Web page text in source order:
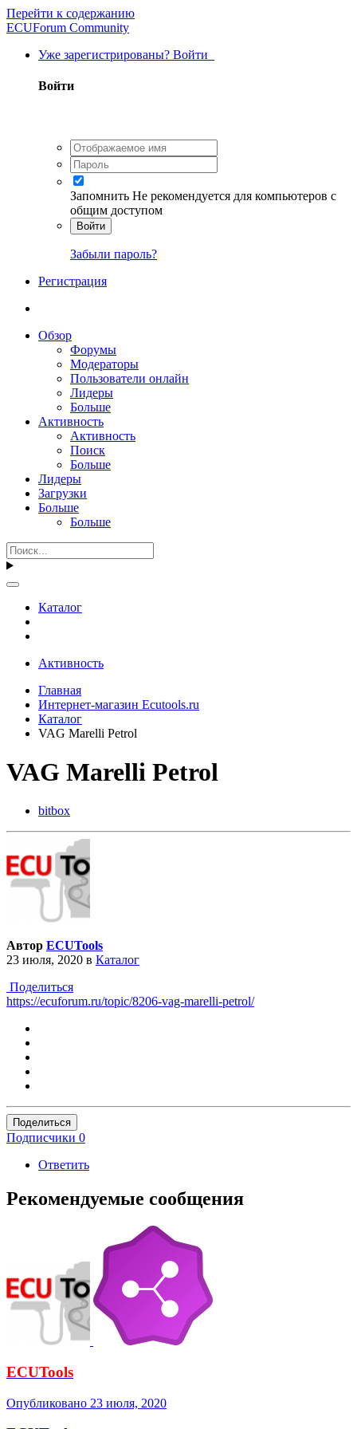
Перейти к содержанию
ECUForum Community
Уже зарегистрированы? Войти
Войти
Запомнить Не рекомендуется для компьютеров с
общим доступом
Войти
Забыли пароль?
Регистрация
Обзор
Форумы
Модераторы
Пользователи онлайн
Лидеры
Больше
Активность
Активность
Поиск
Больше
Лидеры
Загрузки
Больше
Больше
Каталог
Активность
Главная
Интернет-магазин Ecutools.ru
Каталог
VAG Marelli Petrol
VAG Marelli Petrol
bitbox
Автор ECUTools
23 июля, 2020 в Каталог
Поделиться
https://ecuforum.ru/topic/8206-vag-marelli-petrol/
Поделиться
Подписчики 0
Ответить
Рекомендуемые сообщения
ECUTools
Опубликовано 23 июля, 2020